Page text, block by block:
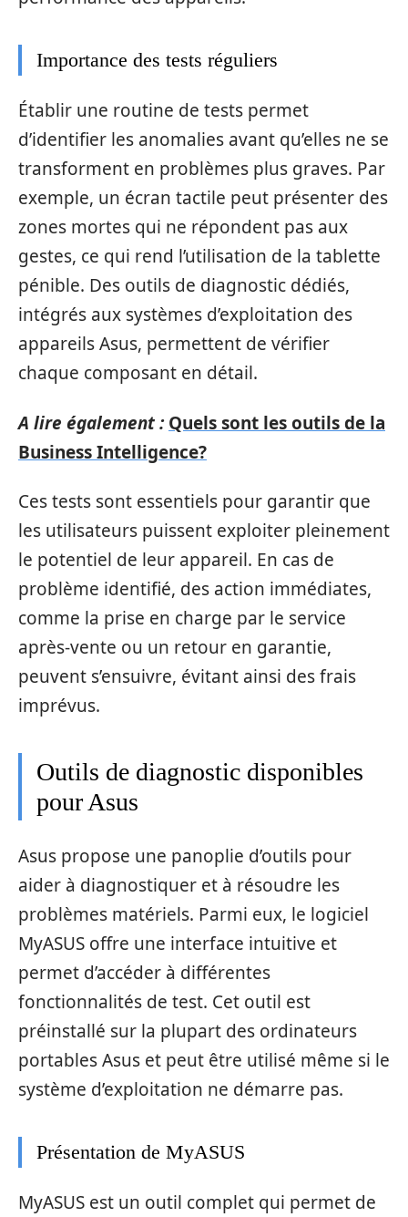
Importance des tests réguliers
Établir une routine de tests permet
d’identifier les anomalies avant qu’elles ne se
transforment en problèmes plus graves. Par
exemple, un écran tactile peut présenter des
zones mortes qui ne répondent pas aux
gestes, ce qui rend l’utilisation de la tablette
pénible. Des outils de diagnostic dédiés,
intégrés aux systèmes d’exploitation des
appareils Asus, permettent de vérifier
chaque composant en détail.
A lire également : Quels sont les outils de la
Business Intelligence?
Ces tests sont essentiels pour garantir que
les utilisateurs puissent exploiter pleinement
le potentiel de leur appareil. En cas de
problème identifié, des action immédiates,
comme la prise en charge par le service
après-vente ou un retour en garantie,
peuvent s’ensuivre, évitant ainsi des frais
imprévus.
Outils de diagnostic disponibles
pour Asus
Asus propose une panoplie d’outils pour
aider à diagnostiquer et à résoudre les
problèmes matériels. Parmi eux, le logiciel
MyASUS offre une interface intuitive et
permet d’accéder à différentes
fonctionnalités de test. Cet outil est
préinstallé sur la plupart des ordinateurs
portables Asus et peut être utilisé même si le
système d’exploitation ne démarre pas.
Présentation de MyASUS
MyASUS est un outil complet qui permet de